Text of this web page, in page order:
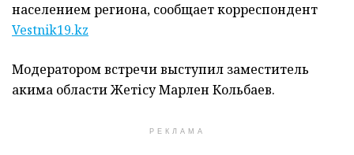
населением региона, сообщает корреспондент
Vestnik19.kz
Модератором встречи выступил заместитель
акима области Жетісу Марлен Кольбаев.
РЕКЛАМА